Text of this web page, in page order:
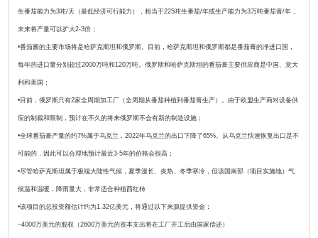
生番茄能力为3吨/天（最低经济可行能力），相当于225吨生番茄/年或生产能力为3万吨番茄膏/年，
未来将产量可以扩大2-3倍；
•番茄酱的主要市场将是哈萨克斯坦和俄罗斯。目前，哈萨克斯坦和俄罗斯都是番茄膏的净进口国，
每年的进口量分别超过2000万吨和120万吨。俄罗斯和哈萨克斯坦的番茄膏主要供应商是中国、意大
利和美国；
•目前，俄罗斯只有2家全周期加工厂（全周期从番茄种植到番茄膏生产）。由于欧盟生产商对设备供
应的制裁和限制，预计在不久的将来俄罗斯不会有新的制造设施；
•全球番茄膏产量的约7%属于乌克兰，2022年乌克兰的出口下降了65%。从乌克兰快速恢复出口是不
可能的，因此可以合理地预计最近3-5年的价格会很高；
•尽管哈萨克斯坦属于极端大陆性气候，夏季漫长、炎热、冬季寒冷，但该国南部（项目实施地）气
候温和温暖，降雨量大，非常适合种植西红柿
•该项目的总投资额估计约为1.32亿美元，将通过以下来源提供资金：
−4000万美元的股权（2600万美元的资本支出将在工厂开工后由国家偿还）